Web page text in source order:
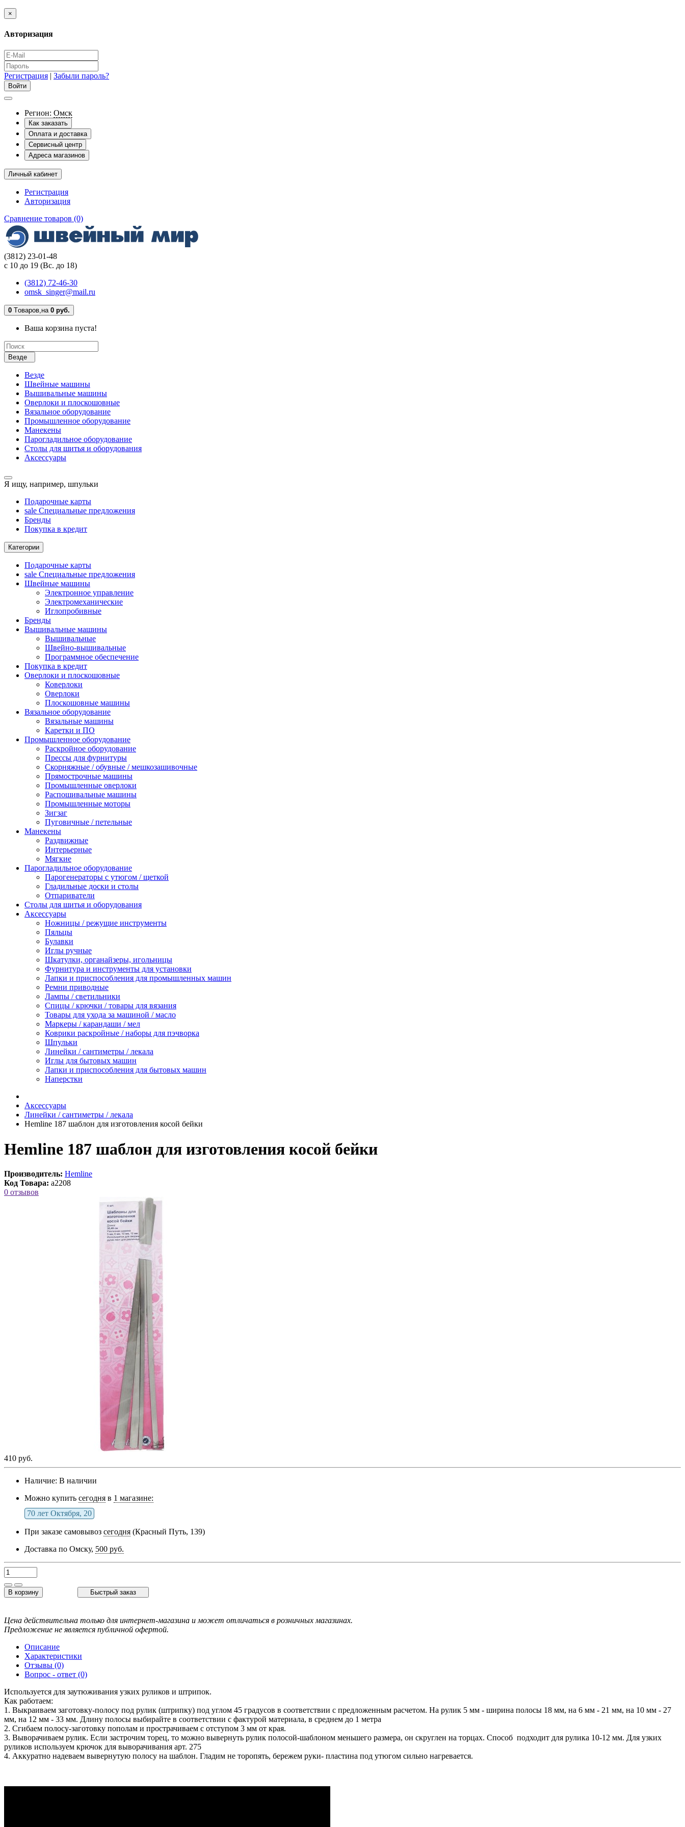
×
Авторизация
Регистрация | Забыли пароль?
Регион: Омск
Как заказать
Оплата и доставка
Сервисный центр
Адреса магазинов
Личный кабинет
Регистрация
Авторизация
Сравнение товаров (0)
(3812) 23-01-48
с 10 до 19 (Вс. до 18)
(3812) 72-46-30
omsk_singer@mail.ru
0 Tоваров,на 0 руб.
Ваша корзина пуста!
Везде
Везде
Швейные машины
Вышивальные машины
Оверлоки и плоскошовные
Вязальное оборудование
Промышленное оборудование
Манекены
Парогладильное оборудование
Столы для шитья и оборудования
Аксессуары
Я ищу, например, шпульки
Подарочные карты
sale Специальные предложения
Бренды
Покупка в кредит
Категории
Подарочные карты
sale Специальные предложения
Швейные машины
Электронное управление
Электромеханические
Иглопробивные
Бренды
Вышивальные машины
Вышивальные
Швейно-вышивальные
Программное обеспечение
Покупка в кредит
Оверлоки и плоскошовные
Коверлоки
Оверлоки
Плоскошовные машины
Вязальное оборудование
Вязальные машины
Каретки и ПО
Промышленное оборудование
Раскройное оборудование
Прессы для фурнитуры
Скорняжные / обувные / мешкозашивочные
Прямострочные машины
Промышленные оверлоки
Распошивальные машины
Промышленные моторы
Зигзаг
Пуговичные / петельные
Манекены
Раздвижные
Интерьерные
Мягкие
Парогладильное оборудование
Парогенераторы с утюгом / щеткой
Гладильные доски и столы
Отпариватели
Столы для шитья и оборудования
Аксессуары
Ножницы / режущие инструменты
Пяльцы
Булавки
Иглы ручные
Шкатулки, органайзеры, игольницы
Фурнитура и инструменты для установки
Лапки и приспособления для промышленных машин
Ремни приводные
Лампы / светильники
Спицы / крючки / товары для вязания
Товары для ухода за машиной / масло
Маркеры / карандаши / мел
Коврики раскройные / наборы для пэчворка
Шпульки
Линейки / сантиметры / лекала
Иглы для бытовых машин
Лапки и приспособления для бытовых машин
Наперстки
Аксессуары
Линейки / сантиметры / лекала
Hemline 187 шаблон для изготовления косой бейки
Hemline 187 шаблон для изготовления косой бейки
Производитель: Hemline
Код Товара: a2208
0 отзывов
410 руб.
Наличие: В наличии
Можно купить сегодня в 1 магазине:
70 лет Октября, 20
При заказе самовывоз сегодня (Красный Путь, 139)
Доставка по Омску, 500 руб.
В корзину Быстрый заказ
Цена действительна только для интернет-магазина и может отличаться в розничных магазинах.
Предложение не является публичной офертой.
Описание
Характеристики
Отзывы (0)
Вопрос - ответ (0)
Используется для заутюживания узких руликов и штрипок.
Как работаем:
1. Выкраиваем заготовку-полосу под рулик (штрипку) под углом 45 градусов в соответствии с предложенным расчетом. На рулик 5 мм - ширина полосы 18 мм, на 6 мм - 21 мм, на 10 мм - 27
мм, на 12 мм - 33 мм. Длину полосы выбирайте в соответствии с фактурой материала, в среднем до 1 метра
2. Сгибаем полосу-заготовку пополам и прострачиваем с отступом 3 мм от края.
3. Выворачиваем рулик. Если застрочим торец, то можно вывернуть рулик полосой-шаблоном меньшего размера, он скруглен на торцах. Способ подходит для рулика 10-12 мм. Для узких
руликов используем крючок для выворачивания арт. 275
4. Аккуратно надеваем вывернутую полосу на шаблон. Гладим не торопять, бережем руки- пластина под утюгом сильно нагревается.